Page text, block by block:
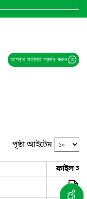
আপনার মতামত প্রদান করুন
পৃষ্ঠা আইটেম
ফাইল